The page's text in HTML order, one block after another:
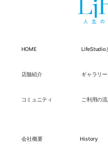
HOME LifeStudio
店舗紹介 ギャラリー
コミュニティ ご利用の
会社概要 History